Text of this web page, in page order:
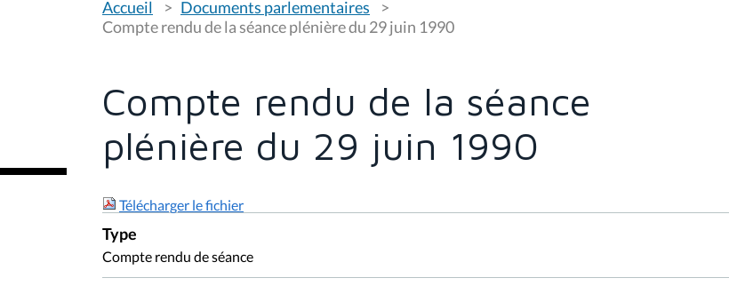
o
u
s
s
i
:
Accueil
Documents parlementaires
Compte rendu de la séance plénière du 29 juin 1990
Compte rendu de la séance
plénière du 29 juin 1990
Télécharger le fichier
Type
Compte rendu de séance